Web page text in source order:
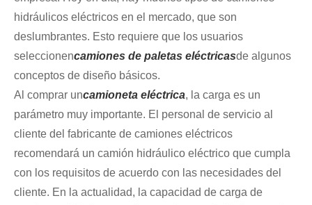
hidráulicos eléctricos en el mercado, que son
deslumbrantes. Esto requiere que los usuarios
seleccionencamiones de paletas eléctricasde algunos
conceptos de diseño básicos.
Al comprar uncamioneta eléctrica, la carga es un
parámetro muy importante. El personal de servicio al
cliente del fabricante de camiones eléctricos
recomendará un camión hidráulico eléctrico que cumpla
con los requisitos de acuerdo con las necesidades del
cliente. En la actualidad, la capacidad de carga de